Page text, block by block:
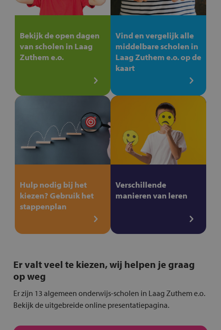
Bekijk de open dagen
van scholen in Laag
Zuthem e.o.
Vind en vergelijk alle
middelbare scholen in
Laag Zuthem e.o. op de
kaart
Hulp nodig bij het
kiezen? Gebruik het
stappenplan
Verschillende
manieren van leren
Er valt veel te kiezen, wij helpen je graag
op weg
Er zijn 13 algemeen onderwijs-scholen in Laag Zuthem e.o.
Bekijk de uitgebreide online presentatiepagina.